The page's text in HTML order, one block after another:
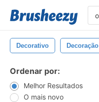
Decorativo Decoração
Ordenar por:
Melhor Resultados
O mais novo